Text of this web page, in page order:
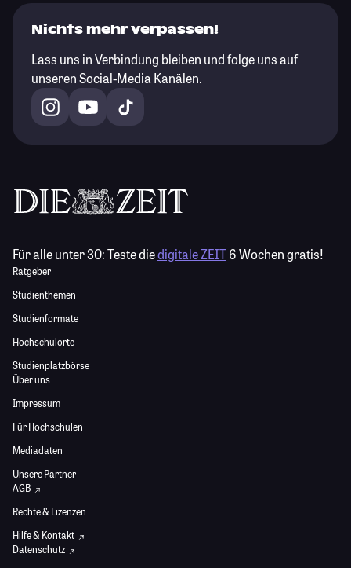
Nichts mehr verpassen!
Lass uns in Verbindung bleiben und folge uns auf
unseren Social-Media Kanälen.
Für alle unter 30:Teste diedigitale ZEIT6 Wochen gratis!
Ratgeber
Studienthemen
Studienformate
Hochschulorte
Studienplatzbörse
Über uns
Impressum
Für Hochschulen
Mediadaten
Unsere Partner
AGB
Rechte & Lizenzen
Hilfe & Kontakt
Datenschutz